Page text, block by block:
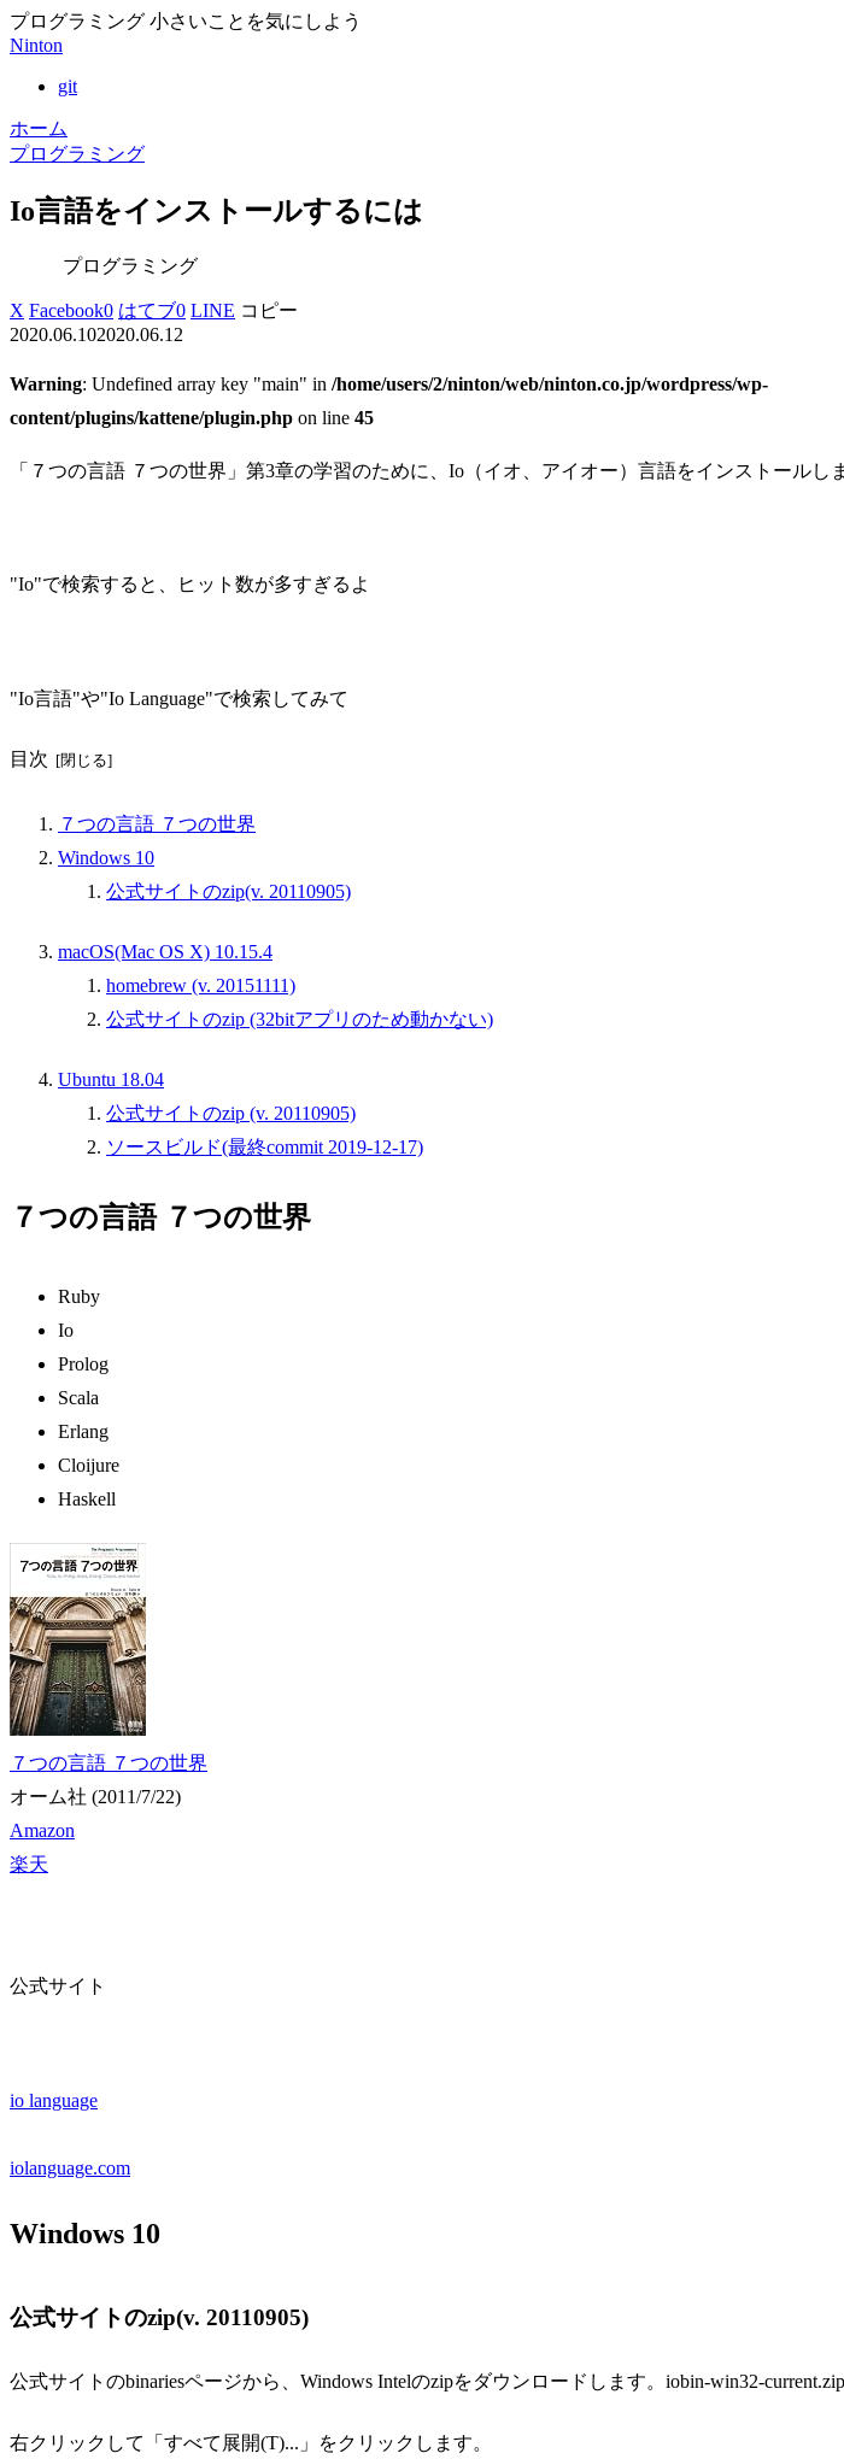
プログラミング 小さいことを気にしよう
Ninton
git
ホーム
プログラミング
Io言語をインストールするには
プログラミング
X Facebook0 はてブ0 LINE コピー
2020.06.102020.06.12
Warning: Undefined array key "main" in /home/users/2/ninton/web/ninton.co.jp/wordpress/wp-
content/plugins/kattene/plugin.php on line 45
「７つの言語 ７つの世界」第3章の学習のために、Io（イオ、アイオー）言語をインストールし
"Io"で検索すると、ヒット数が多すぎるよ
"Io言語"や"Io Language"で検索してみて
目次
７つの言語 ７つの世界
Windows 10
公式サイトのzip(v. 20110905)
macOS(Mac OS X) 10.15.4
homebrew (v. 20151111)
公式サイトのzip (32bitアプリのため動かない)
Ubuntu 18.04
公式サイトのzip (v. 20110905)
ソースビルド(最終commit 2019-12-17)
７つの言語 ７つの世界
Ruby
Io
Prolog
Scala
Erlang
Cloijure
Haskell
７つの言語 ７つの世界
オーム社 (2011/7/22)
Amazon
楽天
公式サイト
io language
iolanguage.com
Windows 10
公式サイトのzip(v. 20110905)
公式サイトのbinariesページから、Windows Intelのzipをダウンロードします。iobin-win32-current.zip
右クリックして「すべて展開(T)...」をクリックします。